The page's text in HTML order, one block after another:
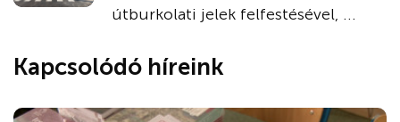
útburkolati jelek felfestésével, ...
Kapcsolódó híreink